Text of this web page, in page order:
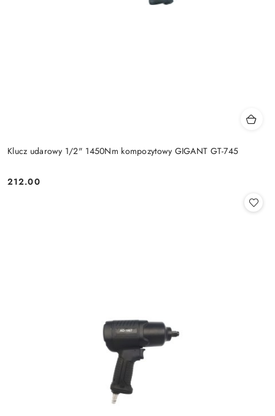
Klucz udarowy 1/2" 1450Nm kompozytowy GIGANT GT-745
Cena:
212.00